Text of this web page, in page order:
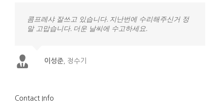
콤프레샤 잘쓰고 있습니다. 지난번에 수리해주신거 정
말 고맙습니다. 더운 날씨에 수고하세요.
이성준 정수기
Contact Info